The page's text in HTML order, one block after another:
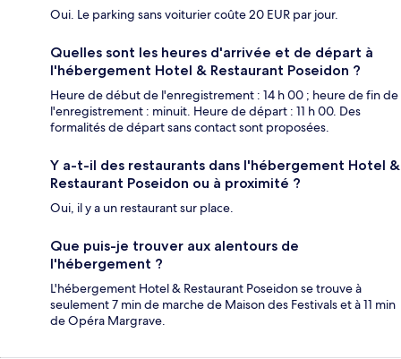
Oui. Le parking sans voiturier coûte 20 EUR par jour.
Quelles sont les heures d'arrivée et de départ à
l'hébergement Hotel & Restaurant Poseidon ?
Heure de début de l'enregistrement : 14 h 00 ; heure de fin de
l'enregistrement : minuit. Heure de départ : 11 h 00. Des
formalités de départ sans contact sont proposées.
Y a-t-il des restaurants dans l'hébergement Hotel &
Restaurant Poseidon ou à proximité ?
Oui, il y a un restaurant sur place.
Que puis-je trouver aux alentours de
l'hébergement ?
L'hébergement Hotel & Restaurant Poseidon se trouve à
seulement 7 min de marche de Maison des Festivals et à 11 min
de Opéra Margrave.